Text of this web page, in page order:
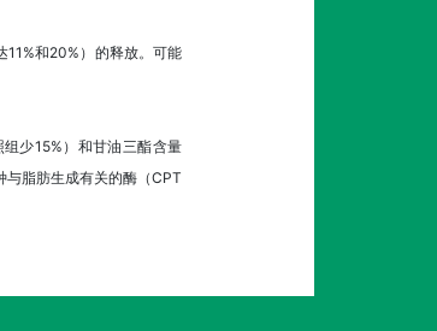
和20%）的释放。可能
少15%）和甘油三酯含量
与脂肪生成有关的酶（CPT